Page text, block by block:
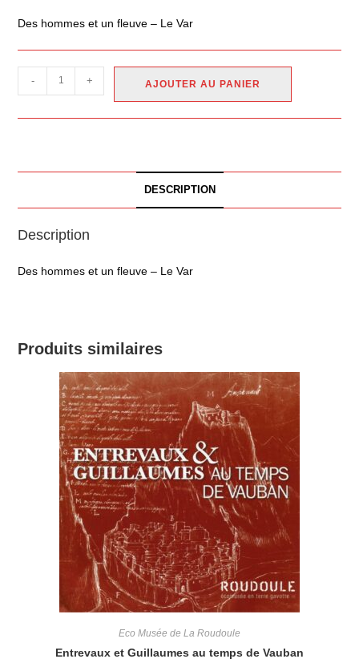
Des hommes et un fleuve – Le Var
- + AJOUTER AU PANIER
DESCRIPTION
Description
Des hommes et un fleuve – Le Var
Produits similaires
Eco Musée de La Roudoule
Entrevaux et Guillaumes au temps de Vauban